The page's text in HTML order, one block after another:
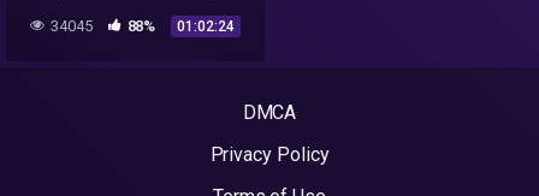
Circles 0.2, avec David
Devaux
34045 88% 01:02:24
DMCA
Privacy Policy